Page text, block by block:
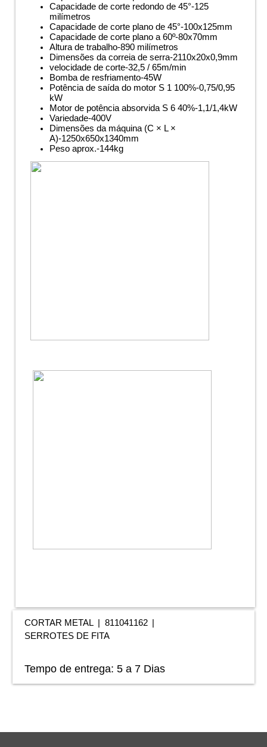
Capacidade de corte redondo de 45°-125
milímetros
Capacidade de corte plano de 45°-100x125mm
Capacidade de corte plano a 60º-80x70mm
Altura de trabalho-890 milímetros
Dimensões da correia de serra-2110x20x0,9mm
velocidade de corte-32,5 / 65m/min
Bomba de resfriamento-45W
Potência de saída do motor S 1 100%-0,75/0,95
kW
Motor de potência absorvida S 6 40%-1,1/1,4kW
Variedade-400V
Dimensões da máquina (C × L ×
A)-1250x650x1340mm
Peso aprox.-144kg
CORTAR METAL
811041162
SERROTES DE FITA
Tempo de entrega: 5 a 7 Dias